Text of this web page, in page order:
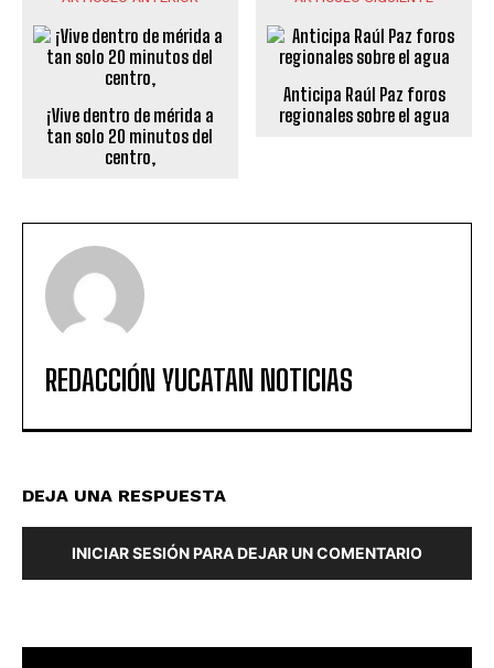
¡Vive dentro de mérida a
tan solo 20 minutos del
centro,
Anticipa Raúl Paz foros
regionales sobre el agua
REDACCIÓN YUCATAN NOTICIAS
DEJA UNA RESPUESTA
INICIAR SESIÓN PARA DEJAR UN COMENTARIO